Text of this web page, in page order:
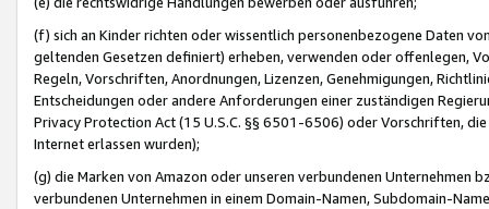
(f) sich an Kinder richten oder wissentlich personenbezogene Daten
geltenden Gesetzen definiert) erheben, verwenden oder offenlegen,
Regeln, Vorschriften, Anordnungen, Lizenzen, Genehmigungen,
Entscheidungen oder andere Anforderungen einer zuständigen
Privacy Protection Act (15 U.S.C. §§ 6501-6506) oder Vorschriften,
Internet erlassen wurden);
(g) die Marken von Amazon oder unseren verbundenen Unternehmen
verbundenen Unternehmen in einem Domain-Namen, Subdomain-